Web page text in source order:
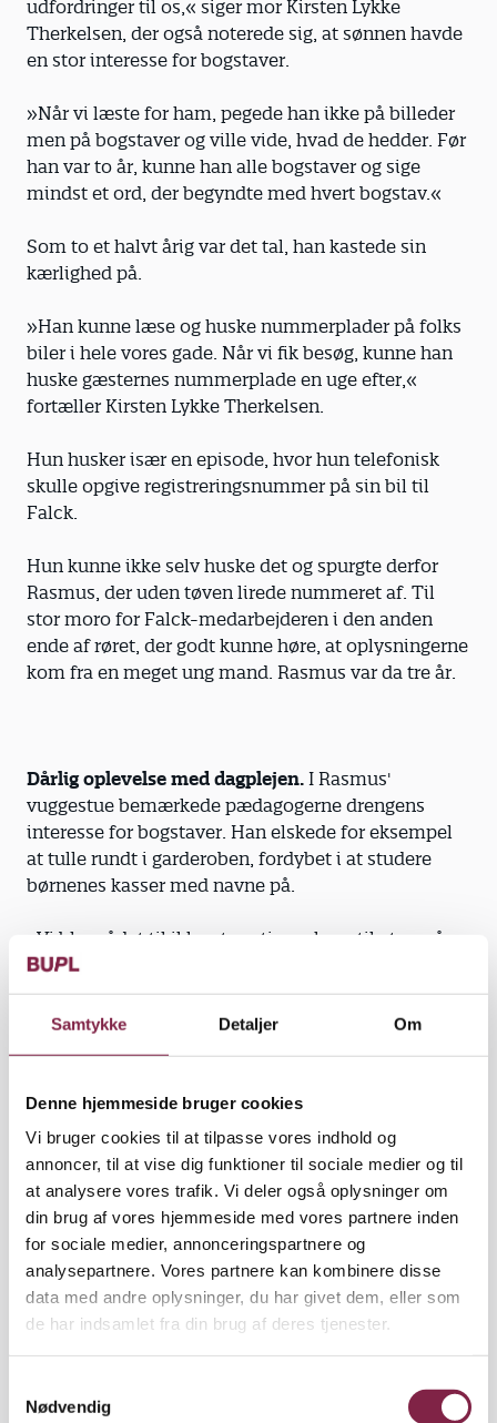
Samtykke Detaljer Om
Denne hjemmeside bruger cookies
Vi bruger cookies til at tilpasse vores indhold og
annoncer, til at vise dig funktioner til sociale medier og til
at analysere vores trafik. Vi deler også oplysninger om
din brug af vores hjemmeside med vores partnere inden
for sociale medier, annonceringspartnere og
analysepartnere. Vores partnere kan kombinere disse
data med andre oplysninger, du har givet dem, eller som
de har indsamlet fra din brug af deres tjenester.
Nødvendig
udfordringer til os,« siger mor Kirsten Lykke
Therkelsen, der også noterede sig, at sønnen havde
en stor interesse for bogstaver.
»Når vi læste for ham, pegede han ikke på billeder
men på bogstaver og ville vide, hvad de hedder. Før
han var to år, kunne han alle bogstaver og sige
mindst et ord, der begyndte med hvert bogstav.«
Som to et halvt årig var det tal, han kastede sin
kærlighed på.
»Han kunne læse og huske nummerplader på folks
biler i hele vores gade. Når vi fik besøg, kunne han
huske gæsternes nummerplade en uge efter,«
fortæller Kirsten Lykke Therkelsen.
Hun husker især en episode, hvor hun telefonisk
skulle opgive registreringsnummer på sin bil til
Falck.
Hun kunne ikke selv huske det og spurgte derfor
Rasmus, der uden tøven lirede nummeret af. Til
stor moro for Falck-medarbejderen i den anden
ende af røret, der godt kunne høre, at oplysningerne
kom fra en meget ung mand. Rasmus var da tre år.
Dårlig oplevelse med dagplejen. I Rasmus'
vuggestue bemærkede pædagogerne drengens
interesse for bogstaver. Han elskede for eksempel
at tulle rundt i garderoben, fordybet i at studere
børnenes kasser med navne på.
»Vi blev rådet til ikke at motivere ham til at se på
bogstaverne. Det har vi nu heller aldrig gjort, men
han fandt selv bogstaver. På mælkekartoner,
vejskilte. Alle steder. Det var nok på det tidspunkt,
Lykke Nielsen.
Da Rasmus var tre år, flyttede familien til en anden
kommune. Her kom han i storbørnsdagpleje, og det
var en rigtig dårlig løsning for ham.
Ikke fordi dagplejemoderen var dårlig til sit arbejde.
Men hun forstod ham ikke. For eksempel kunne
han ligge på gulvet i timer, krummet sammen
omkring en bil, tabt for omverdenen i sine egne
havde en helt anden forventning til, hvordan raske
drenge på tre år opfører sig. Rasmus faldt uden for